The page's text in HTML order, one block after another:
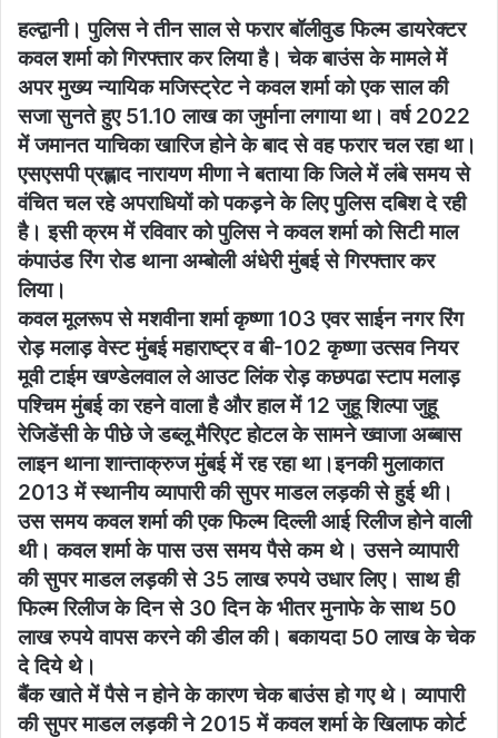
हल्द्वानी। पुलिस ने तीन साल से फरार बॉलीवुड फिल्म डायरेक्टर
कवल शर्मा को गिरफ्तार कर लिया है। चेक बाउंस के मामले में
अपर मुख्य न्यायिक मजिस्ट्रेट ने कवल शर्मा को एक साल की
सजा सुनते हुए 51.10 लाख का जुर्माना लगाया था। वर्ष 2022
में जमानत याचिका खारिज होने के बाद से वह फरार चल रहा था।
एसएसपी प्रह्लाद नारायण मीणा ने बताया कि जिले में लंबे समय से
वंचित चल रहे अपराधियों को पकड़ने के लिए पुलिस दबिश दे रही
है। इसी क्रम में रविवार को पुलिस ने कवल शर्मा को सिटी माल
कंपाउंड रिंग रोड थाना अम्बोली अंधेरी मुंबई से गिरफ्तार कर
लिया।
कवल मूलरूप से मशवीना शर्मा कृष्णा 103 एवर साईन नगर रिंग
रोड़ मलाड़ वेस्ट मुंबई महाराष्ट्र व बी-102 कृष्णा उत्सव नियर
मूवी टाईम खण्डेलवाल ले आउट लिंक रोड़ कछपढा स्टाप मलाड़
पश्चिम मुंबई का रहने वाला है और हाल में 12 जुहू शिल्पा जुहू
रेजिडेंसी के पीछे जे डब्लू मैरिएट होटल के सामने ख्वाजा अब्बास
लाइन थाना शान्ताक्रुज मुंबई में रह रहा था।इनकी मुलाकात
2013 में स्थानीय व्यापारी की सुपर माडल लड़की से हुई थी।
उस समय कवल शर्मा की एक फिल्म दिल्ली आई रिलीज होने वाली
थी। कवल शर्मा के पास उस समय पैसे कम थे। उसने व्यापारी
की सुपर माडल लड़की से 35 लाख रुपये उधार लिए। साथ ही
फिल्म रिलीज के दिन से 30 दिन के भीतर मुनाफे के साथ 50
लाख रुपये वापस करने की डील की। बकायदा 50 लाख के चेक
दे दिये थे।
बैंक खाते में पैसे न होने के कारण चेक बाउंस हो गए थे। व्यापारी
की सुपर माडल लड़की ने 2015 में कवल शर्मा के खिलाफ कोर्ट